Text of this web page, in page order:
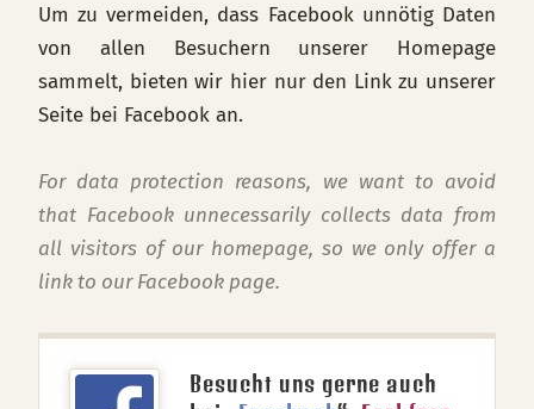
Um zu vermeiden, dass Facebook unnötig Daten
von allen Besuchern unserer Homepage
sammelt, bieten wir hier nur den Link zu unserer
Seite bei Facebook an.
For data protection reasons, we want to avoid
that Facebook unnecessarily collects data from
all visitors of our homepage, so we only offer a
link to our Facebook page.
Besucht uns gerne auch